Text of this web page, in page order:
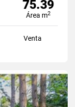
75.39
Área m2
Venta